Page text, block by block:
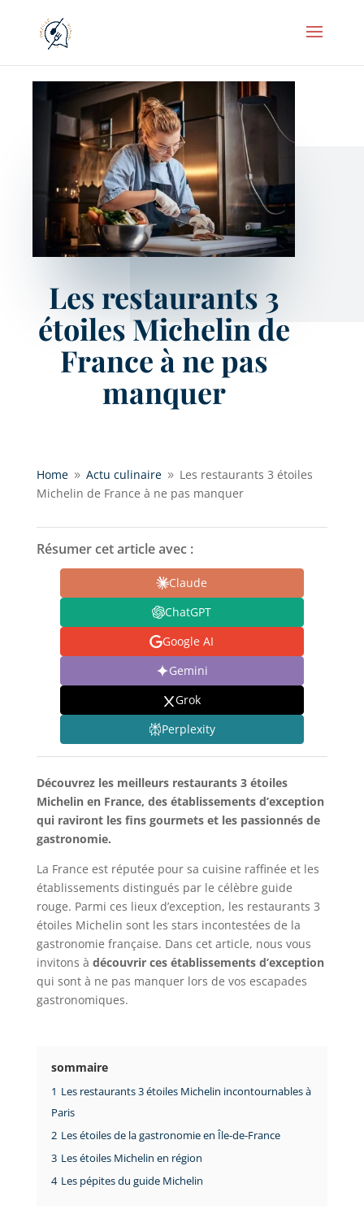
Les restaurants 3
étoiles Michelin de
France à ne pas
manquer
Home 9 Actu culinaire 9 Les restaurants 3 étoiles
Michelin de France à ne pas manquer
Résumer cet article avec :
Claude
ChatGPT
Google AI
Gemini
Grok
Perplexity
Découvrez les meilleurs restaurants 3 étoiles
Michelin en France, des établissements d’exception
qui raviront les fins gourmets et les passionnés de
gastronomie.
La France est réputée pour sa cuisine raffinée et les
établissements distingués par le célèbre guide
rouge. Parmi ces lieux d’exception, les restaurants 3
étoiles Michelin sont les stars incontestées de la
gastronomie française. Dans cet article, nous vous
invitons à découvrir ces établissements d’exception
qui sont à ne pas manquer lors de vos escapades
gastronomiques.
sommaire
1 Les restaurants 3 étoiles Michelin incontournables à
Paris
2 Les étoiles de la gastronomie en Île-de-France
3 Les étoiles Michelin en région
4 Les pépites du guide Michelin